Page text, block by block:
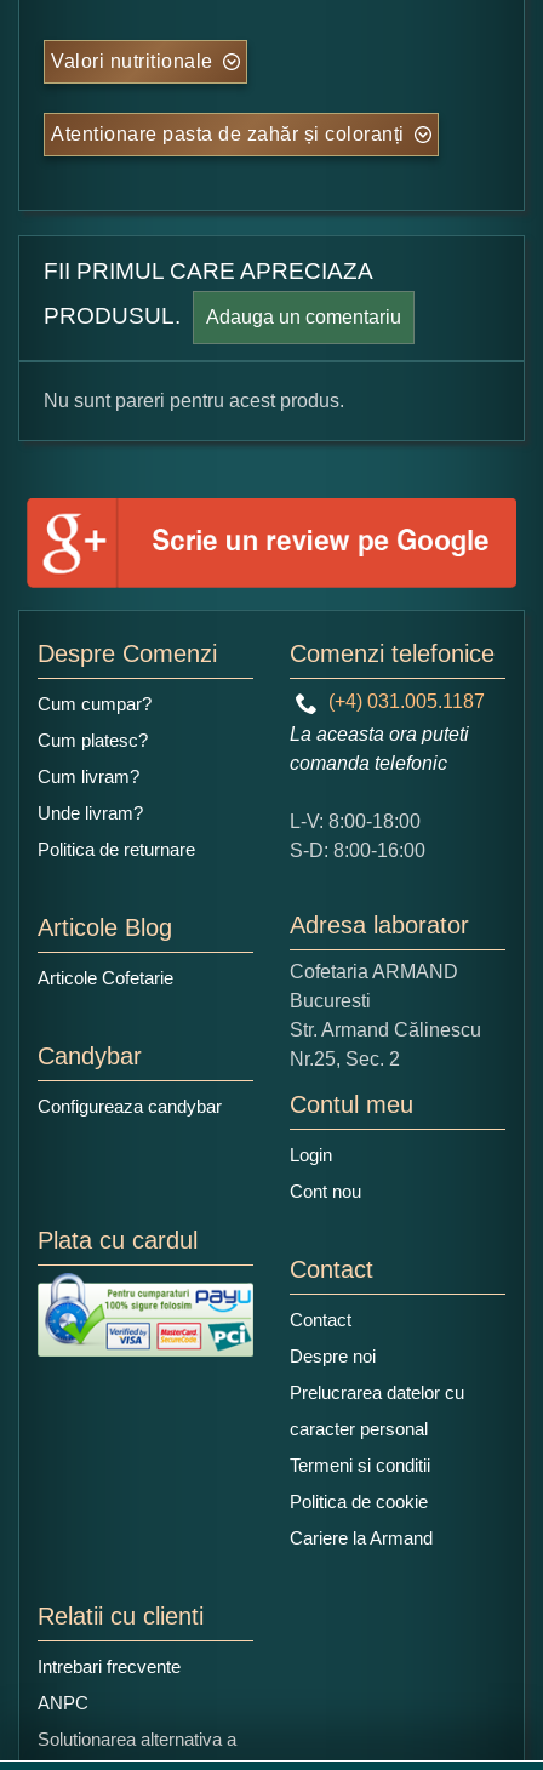
Valori nutritionale
Atentionare pasta de zahăr și coloranți
FII PRIMUL CARE APRECIAZA
PRODUSUL.
Adauga un comentariu
Formular pareri client
Numele dumneavoastra:
Ce nota acordati acestui produs?
5
Copiati alaturi numarul din imagine:
Nu sunt pareri pentru acest produs.
Despre Comenzi
Cum cumpar?
Cum platesc?
Cum livram?
Unde livram?
Politica de returnare
Articole Blog
Articole Cofetarie
Candybar
Configureaza candybar
Comenzi telefonice
(+4) 031.005.1187
La aceasta ora puteti
comanda telefonic
L-V: 8:00-18:00
S-D: 8:00-16:00
Adresa laborator
Cofetaria ARMAND
Bucuresti
Str. Armand Călinescu
Nr.25, Sec. 2
Contul meu
Login
Cont nou
Plata cu cardul
Contact
Contact
Despre noi
Prelucrarea datelor cu
caracter personal
Termeni si conditii
Politica de cookie
Cariere la Armand
Relatii cu clienti
Intrebari frecvente
ANPC
Solutionarea alternativa a